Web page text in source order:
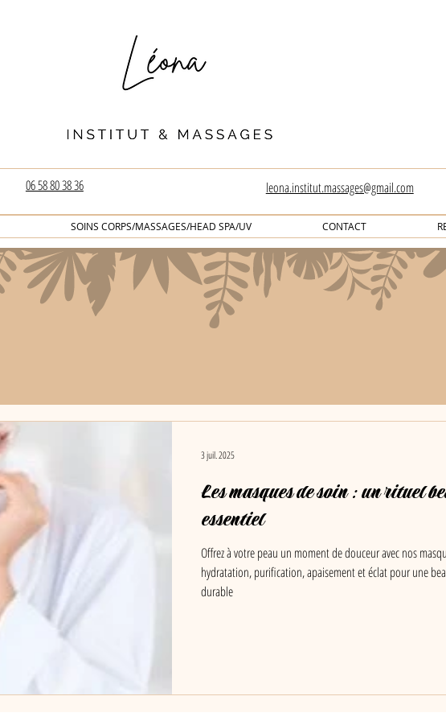
06 58 80 38 36 leona.institut.massages@gmail.com
SOINS CORPS/MASSAGES/HEAD SPA/UV CONTACT
Les masques de soin : un rituel
essentiel
Offrez à votre peau un moment de douceur avec nos
hydratation, purification, apaisement et éclat pour une
durable
3 juil. 2025